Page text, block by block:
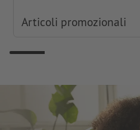
Articoli promozionali